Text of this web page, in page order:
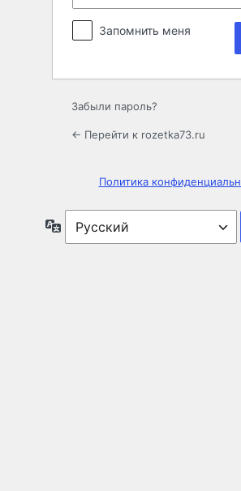
Запомнить меня
Забыли пароль?
← Перейти к rozetka73.ru
Политика
Язык